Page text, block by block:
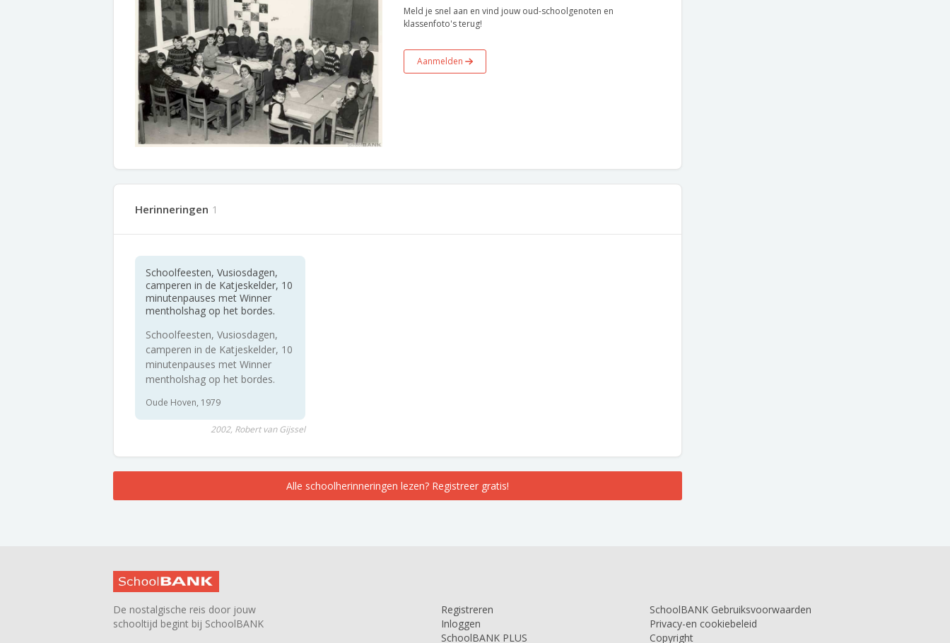
Meld je snel aan en vind jouw oud-schoolgenoten en
klassenfoto's terug!
Aanmelden
Herinneringen 1
Schoolfeesten, Vusiosdagen,
camperen in de Katjeskelder, 10
minutenpauses met Winner
mentholshag op het bordes.
Schoolfeesten, Vusiosdagen,
camperen in de Katjeskelder, 10
minutenpauses met Winner
mentholshag op het bordes.
Oude Hoven, 1979
2002, Robert van Gijssel
Alle schoolherinneringen lezen? Registreer gratis!
De nostalgische reis door jouw
schooltijd begint bij SchoolBANK
Registreren
Inloggen
SchoolBANK PLUS
SchoolBANK Gebruiksvoorwaarden
Privacy-en cookiebeleid
Copyright